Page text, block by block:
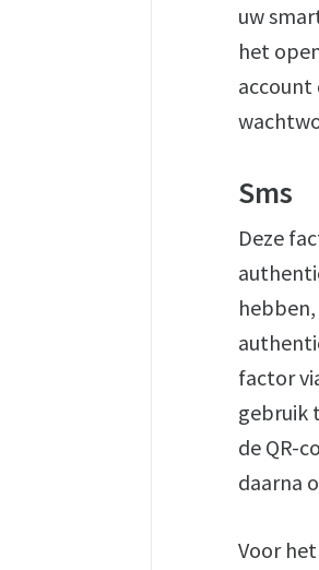
uw
het
account
Sms
Deze
factor
gebruik
de QR-
daarna
Voor